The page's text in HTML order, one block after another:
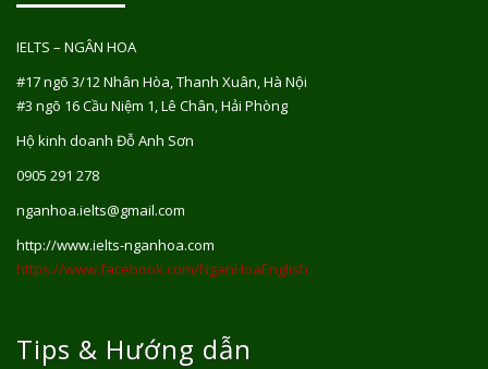
IELTS – NGÂN HOA
#17 ngõ 3/12 Nhân Hòa, Thanh Xuân, Hà Nội
#3 ngõ 16 Cầu Niệm 1, Lê Chân, Hải Phòng
Hộ kinh doanh Đỗ Anh Sơn
0905 291 278
nganhoa.ielts@gmail.com
http://www.ielts-nganhoa.com
https://www.facebook.com/NganHoaEnglish
Tips & Hướng dẫn